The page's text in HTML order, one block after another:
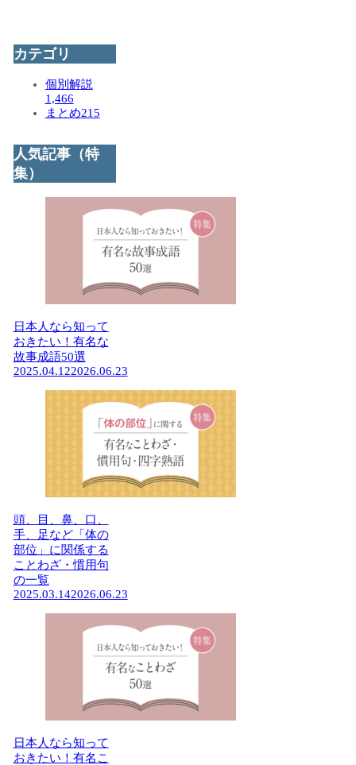
カテゴリ
個別解説
1,466
まとめ215
人気記事（特
集）
日本人なら知って
おきたい！有名な
故事成語50選
2025.04.122026.06.23
頭、目、鼻、口、
手、足など「体の
部位」に関係する
ことわざ・慣用句
の一覧
2025.03.142026.06.23
日本人なら知って
おきたい！有名こ